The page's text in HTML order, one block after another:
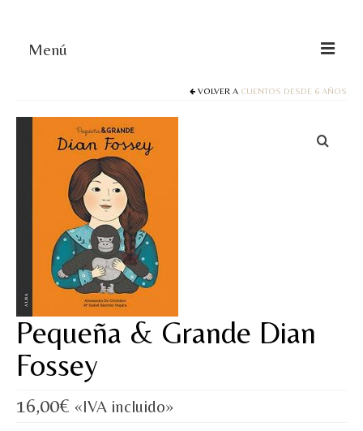
Menú
Juegos y puzles
Materiales de juego
Artesanía Waldorf
Hecho a mano
Tote bag
Papelería
TIENDA
¿QUIÉN SOY?
CREACIONES
VOLVER A CUENTOS DESDE 6 AÑOS
Pequeña & Grande Dian
Fossey
16,00€ «IVA incluido»